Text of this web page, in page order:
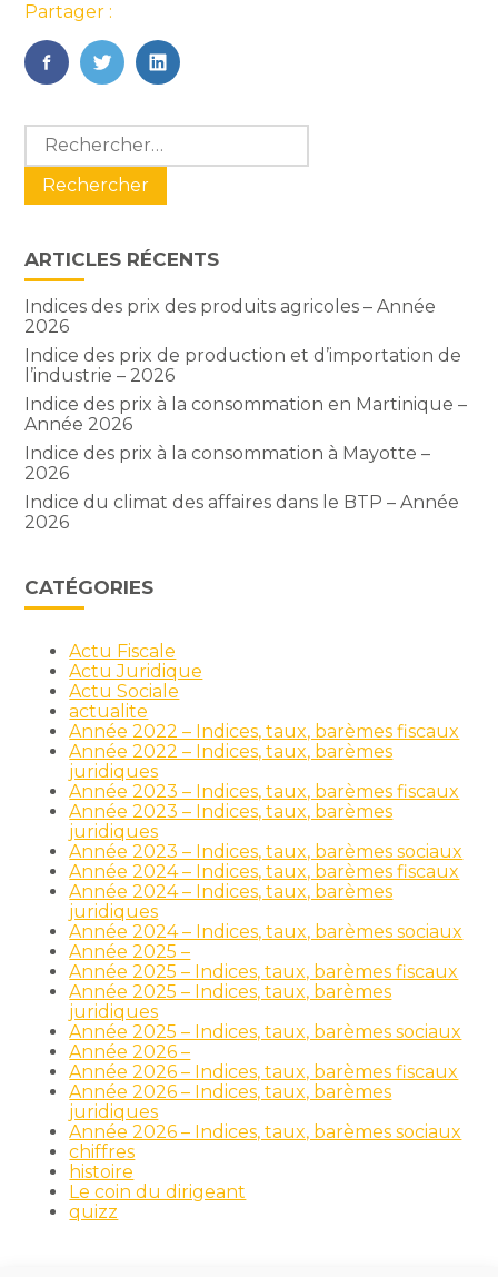
Partager :
FaceBook
TwitterLinkedIn
Blog
sidebar
Rechercher :
ARTICLES RÉCENTS
Indices des prix des produits agricoles – Année
2026
Indice des prix de production et d’importation de
l’industrie – 2026
Indice des prix à la consommation en Martinique –
Année 2026
Indice des prix à la consommation à Mayotte –
2026
Indice du climat des affaires dans le BTP – Année
2026
CATÉGORIES
Actu Fiscale
Actu Juridique
Actu Sociale
actualite
Année 2022 – Indices, taux, barèmes fiscaux
Année 2022 – Indices, taux, barèmes
juridiques
Année 2023 – Indices, taux, barèmes fiscaux
Année 2023 – Indices, taux, barèmes
juridiques
Année 2023 – Indices, taux, barèmes sociaux
Année 2024 – Indices, taux, barèmes fiscaux
Année 2024 – Indices, taux, barèmes
juridiques
Année 2024 – Indices, taux, barèmes sociaux
Année 2025 –
Année 2025 – Indices, taux, barèmes fiscaux
Année 2025 – Indices, taux, barèmes
juridiques
Année 2025 – Indices, taux, barèmes sociaux
Année 2026 –
Année 2026 – Indices, taux, barèmes fiscaux
Année 2026 – Indices, taux, barèmes
juridiques
Année 2026 – Indices, taux, barèmes sociaux
chiffres
histoire
Le coin du dirigeant
quizz